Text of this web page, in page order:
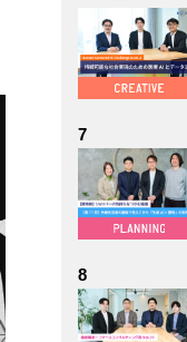
7
8